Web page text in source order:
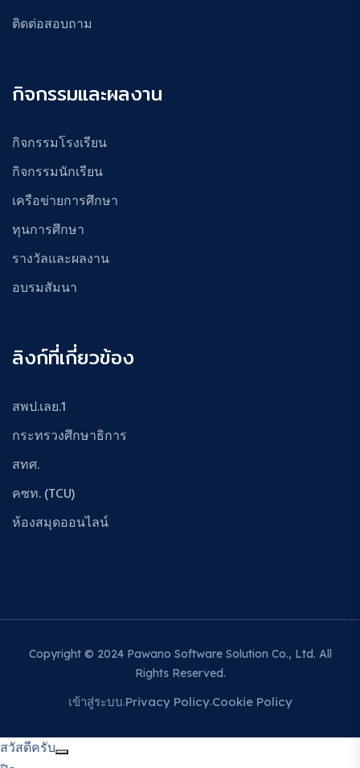
ติดต่อสอบถาม
กิจกรรมและผลงาน
กิจกรรมโรงเรียน
กิจกรรมนักเรียน
เครือข่ายการศึกษา
ทุนการศึกษา
รางวัลและผลงาน
อบรมสัมนา
ลิงก์ที่เกี่ยวข้อง
สพป.เลย.1
กระทรวงศึกษาธิการ
สทศ.
คซท. (TCU)
ห้องสมุดออนไลน์
Copyright © 2024 Pawano Software Solution Co., Ltd. All
Rights Reserved.
เข้าสู่ระบบ Privacy Policy Cookie Policy
สวัสดีครับ